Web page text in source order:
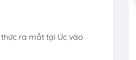
thức ra mắt tại Úc vào